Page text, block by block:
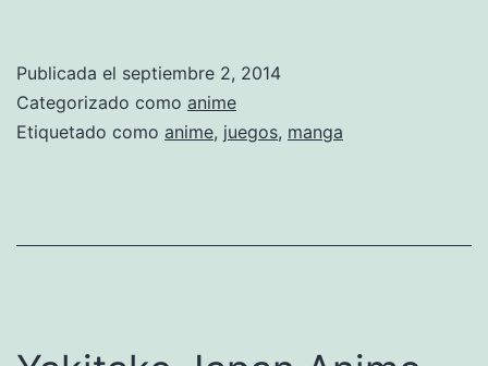
o
i
Publicada el septiembre 2, 2014
Categorizado como anime
Etiquetado como anime, juegos, manga